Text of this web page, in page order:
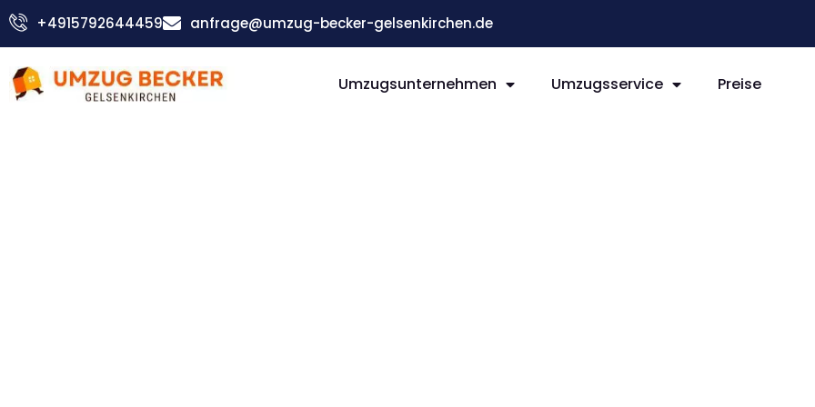
Zum
Inhalt
+4915792644459 anfrage@umzug-becker-gelsenkirchen.de
Umzugsunternehmen Umzugsservice Preise